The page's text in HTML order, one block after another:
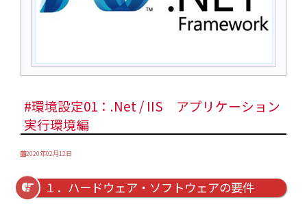
#環境設定01：.Net / IIS アプリケーション
実行環境編
2020年02月12日
１．ハードウェア・ソフトウェアの要件